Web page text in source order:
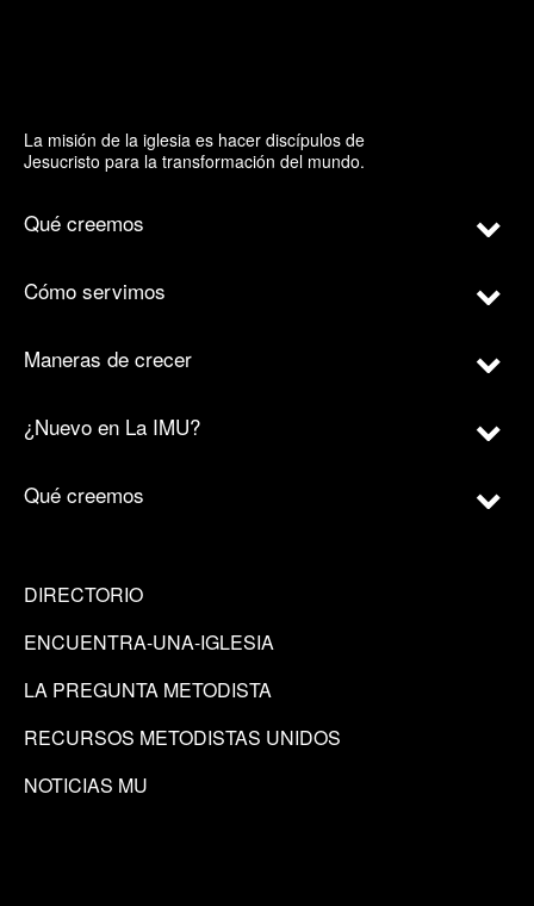
La misión de la iglesia es hacer discípulos de
Jesucristo para la transformación del mundo.
Qué creemos
Cómo servimos
Maneras de crecer
¿Nuevo en La IMU?
Qué creemos
DIRECTORIO
ENCUENTRA-UNA-IGLESIA
LA PREGUNTA METODISTA
RECURSOS METODISTAS UNIDOS
NOTICIAS MU